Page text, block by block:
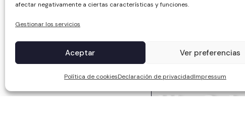
afectar negativamente a ciertas características y funciones.
Gestionar los servicios
Aceptar Ver preferencias
Política de cookiesDeclaración de privacidadImpressum